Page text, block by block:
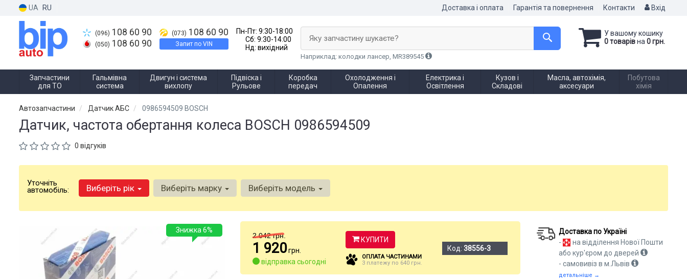
UA RU Доставка і оплата Гарантія та повернення Контакти Вхід
(096) 108 60 90
(050) 108 60 90
(073) 108 60 90
Запит по VIN
Пн-Пт: 9:30-18:00
Сб: 9:30-14:00
Нд: вихідний
У вашому кошику
0 товарівна 0 грн.
Яку запчастину шукаєте?
Наприклад: колодки лансер, MR389545
Запчастини
для ТО
Гальмівна
система
Двигун і система
вихлопу
Підвіска і
Рульове
Коробка
передач
Охолодження і
Опалення
Електрика і
Освітлення
Кузов і
Складові
Масла, автохімія,
аксесуари
Побутова
хімія
Автозапчастини Датчик АБС 0986594509 BOSCH
Датчик, частота обертання колеса BOSCH 0986594509
0 відгуків
Уточніть
автомобіль: Виберіть рік Виберіть марку Виберіть модель
Знижка 6%
2 042 грн.
1 920грн.
відправка сьогодні
КУПИТИ
ОПЛАТА ЧАСТИНАМИ
3 платежу по 640 грн.
Код:38556-3
Доставка по Україні
-
на відділення Нової Пошти
або кур'єром до дверей
- самовивіз в м.Львів
детальніше →